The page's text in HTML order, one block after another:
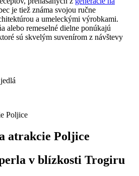
je tiež známa svojou ručne
a umeleckými výrobkami.
alebo remeselné dielne ponúkajú
sú skvelým suvenírom z návštevy
atrakcie Poljice
v blízkosti Trogiru